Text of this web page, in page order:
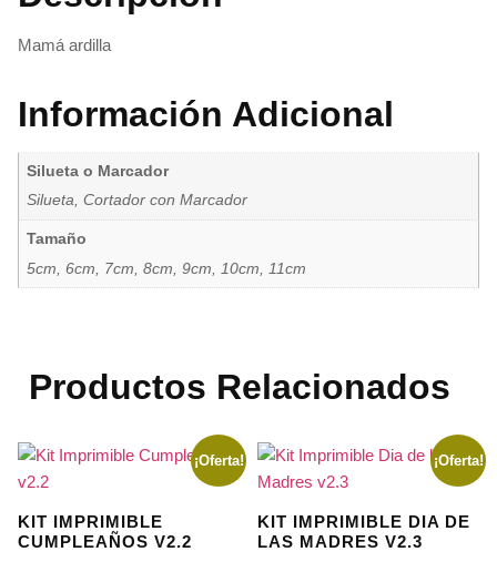
Mamá ardilla
Información Adicional
Silueta o Marcador
Silueta, Cortador con Marcador
Tamaño
5cm, 6cm, 7cm, 8cm, 9cm, 10cm, 11cm
Productos Relacionados
¡Oferta!
KIT IMPRIMIBLE
CUMPLEAÑOS V2.2
¡Oferta!
KIT IMPRIMIBLE DIA DE
LAS MADRES V2.3